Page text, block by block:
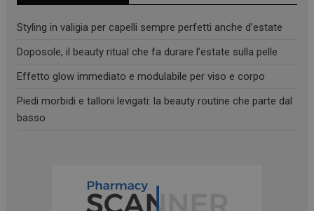
Styling in valigia per capelli sempre perfetti anche d’estate
Doposole, il beauty ritual che fa durare l’estate sulla pelle
Effetto glow immediato e modulabile per viso e corpo
Piedi morbidi e talloni levigati: la beauty routine che parte dal
basso